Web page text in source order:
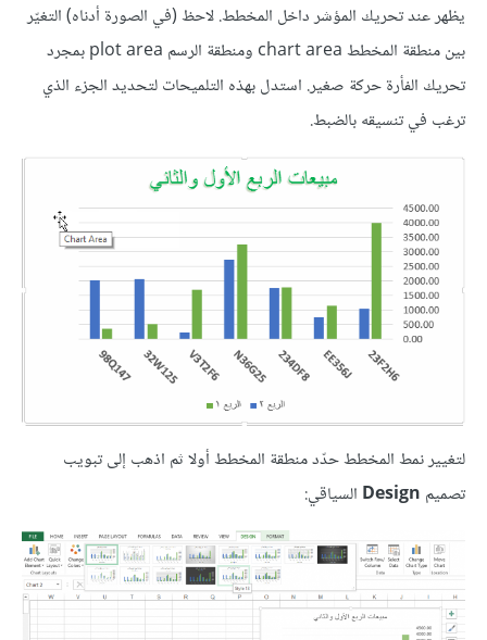
يظهر عند تحريك المؤشر داخل المخطط. لاحظ (في الصورة أدناه) التغيّر
بين منطقة المخطط chart area ومنطقة الرسم plot area بمجرد
تحريك الفأرة حركة صغير. استدل بهذه التلميحات لتحديد الجزء الذي
ترغب في تنسيقه بالضبط.
لتغيير نمط المخطط حدّد منطقة المخطط أولا ثم اذهب إلى تبويب
تصميم Design السياقي: